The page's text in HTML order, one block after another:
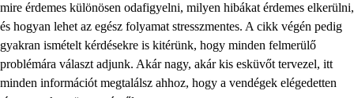
mire érdemes különösen odafigyelni, milyen hibákat érdemes elkerülni,
és hogyan lehet az egész folyamat stresszmentes. A cikk végén pedig
gyakran ismételt kérdésekre is kitérünk, hogy minden felmerülő
problémára választ adjunk. Akár nagy, akár kis esküvőt tervezel, itt
minden információt megtalálsz ahhoz, hogy a vendégek elégedetten